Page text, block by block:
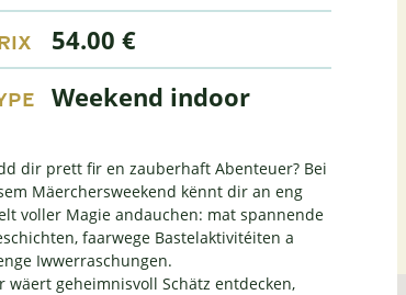
54.00 €
Weekend indoor
dir prett fir en zauberhaft Abenteuer? Bei
Mäerchersweekend kënnt dir an eng
voller Magie andauchen: mat spannende
faarwege Bastelaktivitéiten a
Iwwerraschungen.
wäert geheimnisvoll Schätz entdecken,